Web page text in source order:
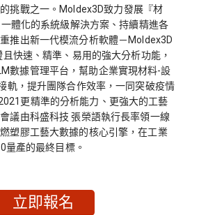
挑戰之一。Moldex3D致力發展『材
體化的系統級解決方案、持續精進各
推出新一代模流分析軟體－Moldex3D
快速、精準、易用的強大分析功能，
數據管理平台，幫助企業實現材料-設
軌，提升團隊合作效率，一同突破疫情
更精準的分析能力、更強大的工藝
議由科盛科技 張榮語執行長率領一線
塑膠工藝大數據的核心引擎，在工業
量產的最終目標。
立即報名